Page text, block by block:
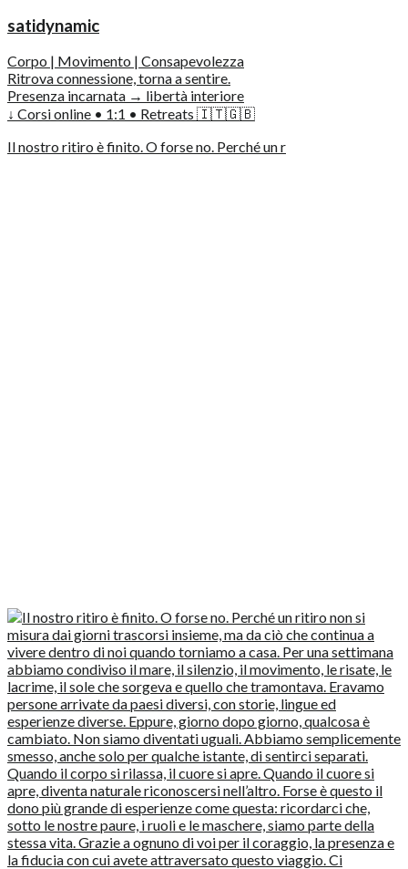
satidynamic
Corpo | Movimento | Consapevolezza
Ritrova connessione, torna a sentire.
Presenza incarnata → libertà interiore
↓ Corsi online • 1:1 • Retreats 🇮🇹🇬🇧
Il nostro ritiro è finito. O forse no. Perché un r